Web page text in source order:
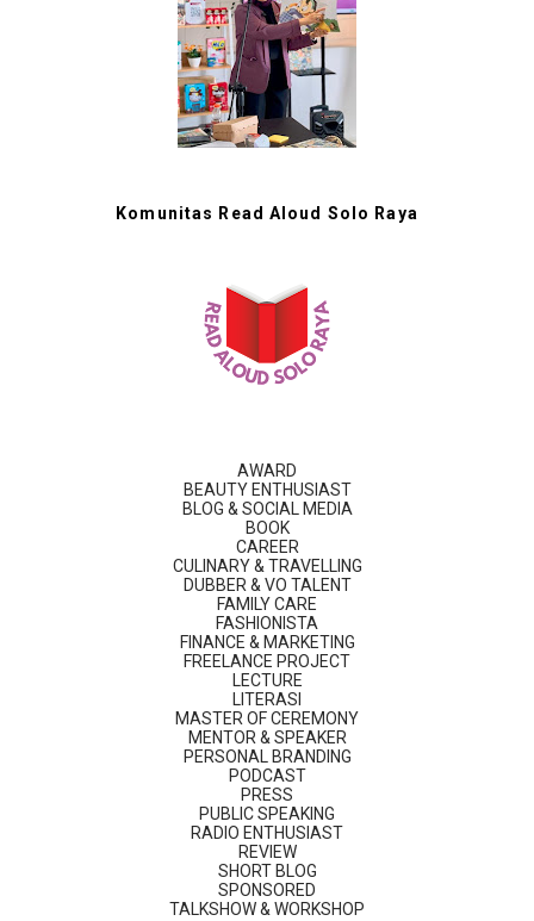
Komunitas Read Aloud Solo Raya
AWARD
BEAUTY ENTHUSIAST
BLOG & SOCIAL MEDIA
BOOK
CAREER
CULINARY & TRAVELLING
DUBBER & VO TALENT
FAMILY CARE
FASHIONISTA
FINANCE & MARKETING
FREELANCE PROJECT
LECTURE
LITERASI
MASTER OF CEREMONY
MENTOR & SPEAKER
PERSONAL BRANDING
PODCAST
PRESS
PUBLIC SPEAKING
RADIO ENTHUSIAST
REVIEW
SHORT BLOG
SPONSORED
TALKSHOW & WORKSHOP